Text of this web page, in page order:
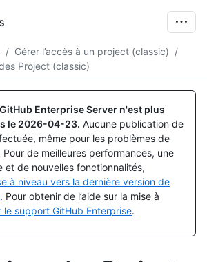
/ Gérer l’accès à un project (classic) /
Project (classic)
Enterprise Server n'est plus
le 2026-04-23. Aucune publication de
même pour les problèmes de
de meilleures performances, une
et de nouvelles fonctionnalités,
à niveau vers la dernière version de
. Pour obtenir de l’aide sur la mise à
support GitHub Enterprise.